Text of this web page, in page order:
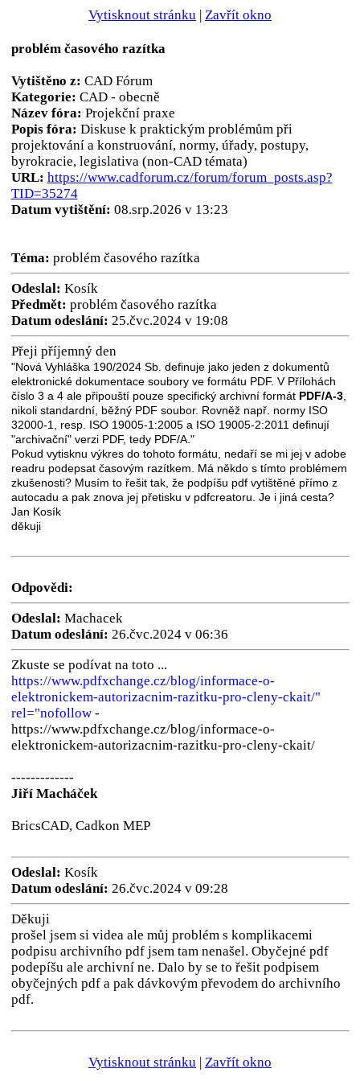
Vytisknout stránku | Zavřít okno
problém časového razítka
Vytištěno z: CAD Fórum
Kategorie: CAD - obecně
Název fóra: Projekční praxe
Popis fóra: Diskuse k praktickým problémům při
projektování a konstruování, normy, úřady, postupy,
byrokracie, legislativa (non-CAD témata)
URL: https://www.cadforum.cz/forum/forum_posts.asp?
TID=35274
Datum vytištění: 08.srp.2026 v 13:23
Téma: problém časového razítka
Odeslal: Kosík
Předmět: problém časového razítka
Datum odeslání: 25.čvc.2024 v 19:08
Přeji příjemný den
"Nová Vyhláška 190/2024 Sb. definuje jako jeden z dokumentů
elektronické dokumentace soubory ve formátu PDF. V Přílohách
číslo 3 a 4 ale připouští pouze specifický archivní formát PDF/A-3,
nikoli standardní, běžný PDF soubor. Rovněž např. normy ISO
32000-1, resp. ISO 19005-1:2005 a ISO 19005-2:2011 definují
"archivační" verzi PDF, tedy PDF/A."
Pokud vytisknu výkres do tohoto formátu, nedaří se mi jej v adobe
readru podepsat časovým razítkem. Má někdo s tímto problémem
zkušenosti? Musím to řešit tak, že podpíšu pdf vytištěné přímo z
autocadu a pak znova jej přetisku v pdfcreatoru. Je i jiná cesta?
Jan Kosík
děkuji
Odpovědi:
Odeslal: Machacek
Datum odeslání: 26.čvc.2024 v 06:36
Zkuste se podívat na toto ...
https://www.pdfxchange.cz/blog/informace-o-
elektronickem-autorizacnim-razitku-pro-cleny-ckait/"
rel="nofollow-
https://www.pdfxchange.cz/blog/informace-o-
elektronickem-autorizacnim-razitku-pro-cleny-ckait/
-------------
Jiří Macháček
BricsCAD, Cadkon MEP
Odeslal: Kosík
Datum odeslání: 26.čvc.2024 v 09:28
Děkuji
prošel jsem si videa ale můj problém s komplikacemi
podpisu archivního pdf jsem tam nenašel. Obyčejné pdf
podepíšu ale archivní ne. Dalo by se to řešit podpisem
obyčejných pdf a pak dávkovým převodem do archivního
pdf.
Vytisknout stránku | Zavřít okno